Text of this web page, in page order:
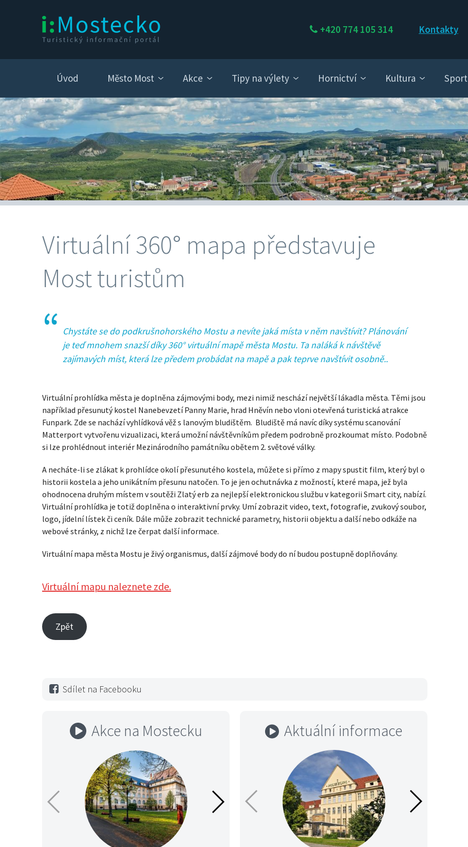
+420 774 105 314 Kontakty
Úvod Město Most Akce Tipy na výlety Hornictví Kultura Sport
Virtuální 360° mapa představuje
Most turistům
Chystáte se do podkrušnohorského Mostu a nevíte jaká místa v něm navštívit? Plánování
je teď mnohem snazší díky 360° virtuální mapě města Mostu. Ta naláká k návštěvě
zajímavých míst, která lze předem probádat na mapě a pak teprve navštívit osobně..
Virtuální prohlídka města je doplněna zájmovými body, mezi nimiž neschází největší lákadla města. Těmi jsou
například přesunutý kostel Nanebevzetí Panny Marie, hrad Hněvín nebo vloni otevřená turistická atrakce
Funpark. Zde se nachází vyhlídková věž s lanovým bludištěm. Bludiště má navíc díky systému scanování
Matterport vytvořenu vizualizaci, která umožní návštěvníkům předem podrobně prozkoumat místo. Podobně
si lze prohlédnout interiér Mezinárodního památníku obětem 2. světové války.
A necháte-li se zlákat k prohlídce okolí přesunutého kostela, můžete si přímo z mapy spustit film, který byl o
historii kostela a jeho unikátním přesunu natočen. To je jen ochutnávka z možností, které mapa, jež byla
ohodnocena druhým místem v soutěži Zlatý erb za nejlepší elektronickou službu v kategorii Smart city, nabízí.
Virtuální prohlídka je totiž doplněna o interaktivní prvky. Umí zobrazit video, text, fotografie, zvukový soubor,
logo, jídelní lístek či ceník. Dále může zobrazit technické parametry, historii objektu a další nebo odkáže na
webové stránky, z nichž lze čerpat další informace.
Virtuální mapa města Mostu je živý organismus, další zájmové body do ní budou postupně doplňovány.
Virtuální mapu naleznete zde.
Zpět
Sdílet na Facebooku
Akce na Mostecku Aktuální informace